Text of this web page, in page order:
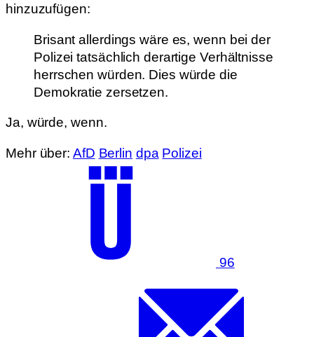
hinzuzufügen:
Brisant allerdings wäre es, wenn bei der
Polizei tatsächlich derartige Verhältnisse
herrschen würden. Dies würde die
Demokratie zersetzen.
Ja, würde, wenn.
Mehr über: AfD Berlin dpa Polizei
96